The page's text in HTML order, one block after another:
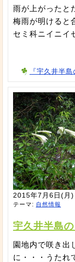
雨が上がったと
梅雨が明けると
セミ科ニイニイ
『宇久井半
2015年7月6日(月)
テーマ: 自然情報
宇久井半島
園地内で咲き出
に・・・うたれ